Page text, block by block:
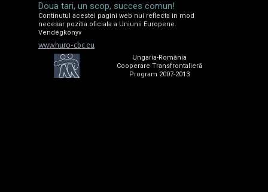
Doua tari, un scop, succes comun!
Continutul acestei pagini web nui reflecta in mod
necesar pozitia oficiala a Uniunii Europene.
Vendégkönyv
www.huro-cbc.eu
Ungaria-România
Cooperare Transfrontalieră
Program 2007-2013